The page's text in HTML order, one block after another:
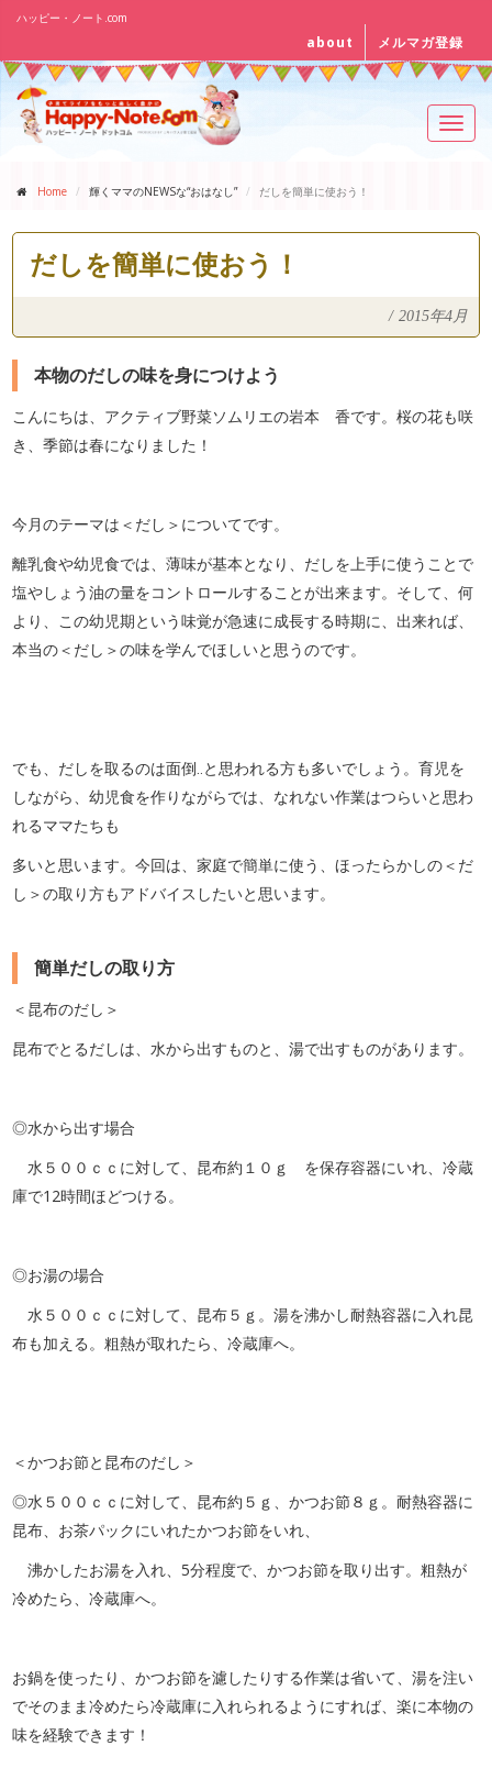
ハッピー・ノート.com
about メルマガ登録
Home 輝くママのNEWSな“おはなし” だしを簡単に使おう！
だしを簡単に使おう！
/ 2015年4月
本物のだしの味を身につけよう
こんにちは、アクティブ野菜ソムリエの岩本 香です。桜の花も咲
き、季節は春になりました！
今月のテーマは＜だし＞についてです。
離乳食や幼児食では、薄味が基本となり、だしを上手に使うことで
塩やしょう油の量をコントロールすることが出来ます。そして、何
より、この幼児期という味覚が急速に成長する時期に、出来れば、
本当の＜だし＞の味を学んでほしいと思うのです。
でも、だしを取るのは面倒‥と思われる方も多いでしょう。育児を
しながら、幼児食を作りながらでは、なれない作業はつらいと思わ
れるママたちも
多いと思います。今回は、家庭で簡単に使う、ほったらかしの＜だ
し＞の取り方もアドバイスしたいと思います。
簡単だしの取り方
＜昆布のだし＞
昆布でとるだしは、水から出すものと、湯で出すものがあります。
◎水から出す場合
水５００ｃｃに対して、昆布約１０ｇ を保存容器にいれ、冷蔵
庫で12時間ほどつける。
◎お湯の場合
水５００ｃｃに対して、昆布５ｇ。湯を沸かし耐熱容器に入れ昆
布も加える。粗熱が取れたら、冷蔵庫へ。
＜かつお節と昆布のだし＞
◎水５００ｃｃに対して、昆布約５ｇ、かつお節８ｇ。耐熱容器に
昆布、お茶パックにいれたかつお節をいれ、
沸かしたお湯を入れ、5分程度で、かつお節を取り出す。粗熱が
冷めたら、冷蔵庫へ。
お鍋を使ったり、かつお節を濾したりする作業は省いて、湯を注い
でそのまま冷めたら冷蔵庫に入れられるようにすれば、楽に本物の
味を経験できます！